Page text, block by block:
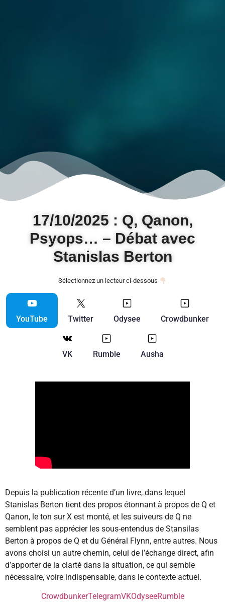
17/10/2025 : Q, Qanon,
Psyops… – Débat avec
Stanislas Berton
Sélectionnez un lecteur ci-dessous
YouTube Twitter Odysee Crowdbunker
VK Rumble Ausha
Depuis la publication récente d’un livre, dans lequel
Stanislas Berton tient des propos étonnant à propos de Q et
Qanon, le ton sur X est monté, et les suiveurs de Q ne
semblent pas apprécier les sous-entendus de Stansilas
Berton à propos de Q et du Général Flynn, entre autres. Nous
avons choisi un autre chemin, celui de l’échange direct, afin
d’apporter de la clarté dans la situation, ce qui semble
nécessaire, voire indispensable, dans le contexte actuel.
CrowdbunkerTelegramVKOdyseeRumble